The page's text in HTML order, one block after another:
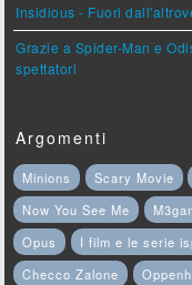
Insidious - Fuori
Grazie a Spider-Man e
spettatori
Argomenti
Minions Scary Movie
Now You See Me
Opus
I film e le serie
Checco Zalone